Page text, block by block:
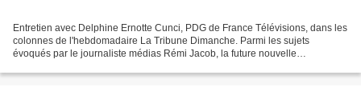
Entretien avec Delphine Ernotte Cunci, PDG de France Télévisions, dans les
colonnes de l'hebdomadaire La Tribune Dimanche. Parmi les sujets
évoqués par le journaliste médias Rémi Jacob, la future nouvelle